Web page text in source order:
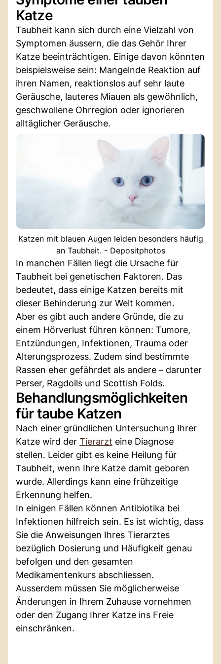
Katze
Taubheit kann sich durch eine Vielzahl von
Symptomen äussern, die das Gehör Ihrer
Katze beeinträchtigen. Einige davon könnten
beispielsweise sein: Mangelnde Reaktion auf
ihren Namen, reaktionslos auf sehr laute
Geräusche, lauteres Miauen als gewöhnlich,
geschwollene Ohrregion oder ignorieren
alltäglicher Geräusche.
Katzen mit blauen Augen leiden besonders häufig
an Taubheit. - Depositphotos
In manchen Fällen liegt die Ursache für
Taubheit bei genetischen Faktoren. Das
bedeutet, dass einige Katzen bereits mit
dieser Behinderung zur Welt kommen.
Aber es gibt auch andere Gründe, die zu
einem Hörverlust führen können: Tumore,
Entzündungen, Infektionen, Trauma oder
Alterungsprozess. Zudem sind bestimmte
Rassen eher gefährdet als andere – darunter
Perser, Ragdolls und Scottish Folds.
Behandlungsmöglichkeiten
für taube Katzen
Nach einer gründlichen Untersuchung Ihrer
Katze wird der Tierarzt eine Diagnose
stellen. Leider gibt es keine Heilung für
Taubheit, wenn Ihre Katze damit geboren
wurde. Allerdings kann eine frühzeitige
Erkennung helfen.
In einigen Fällen können Antibiotika bei
Infektionen hilfreich sein. Es ist wichtig, dass
Sie die Anweisungen Ihres Tierarztes
bezüglich Dosierung und Häufigkeit genau
befolgen und den gesamten
Medikamentenkurs abschliessen.
Ausserdem müssen Sie möglicherweise
Änderungen in Ihrem Zuhause vornehmen
oder den Zugang Ihrer Katze ins Freie
einschränken.